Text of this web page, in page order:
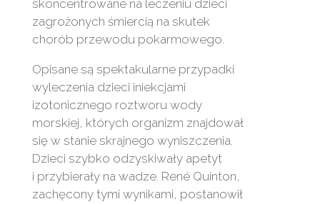
skoncentrowane na leczeniu dzieci
zagrożonych śmiercią na skutek
chorób przewodu pokarmowego.
Opisane są spektakularne przypadki
wyleczenia dzieci iniekcjami
izotonicznego roztworu wody
morskiej, których organizm znajdował
się w stanie skrajnego wyniszczenia.
Dzieci szybko odzyskiwały apetyt
i przybierały na wadze. René Quinton,
zachęcony tymi wynikami, postanowił